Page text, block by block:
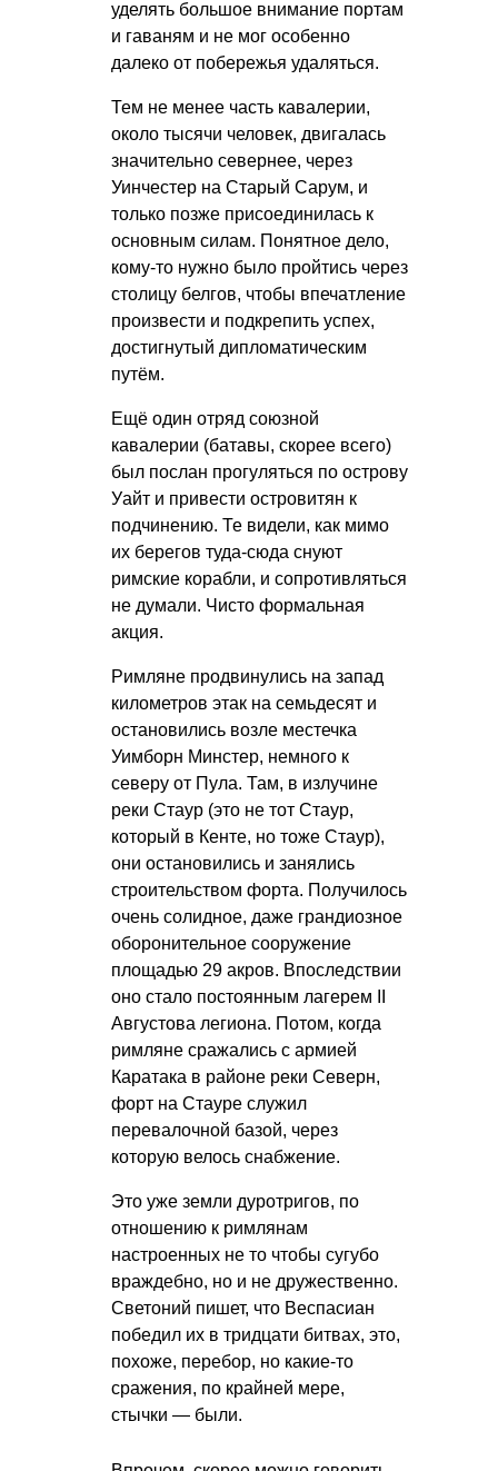
уделять большое внимание портам
и гаваням и не мог особенно
далеко от побережья удаляться.
Тем не менее часть кавалерии,
около тысячи человек, двигалась
значительно севернее, через
Уинчестер на Старый Сарум, и
только позже присоединилась к
основным силам. Понятное дело,
кому-то нужно было пройтись через
столицу белгов, чтобы впечатление
произвести и подкрепить успех,
достигнутый дипломатическим
путём.
Ещё один отряд союзной
кавалерии (батавы, скорее всего)
был послан прогуляться по острову
Уайт и привести островитян к
подчинению. Те видели, как мимо
их берегов туда-сюда снуют
римские корабли, и сопротивляться
не думали. Чисто формальная
акция.
Римляне продвинулись на запад
километров этак на семьдесят и
остановились возле местечка
Уимборн Минстер, немного к
северу от Пула. Там, в излучине
реки Стаур (это не тот Стаур,
который в Кенте, но тоже Стаур),
они остановились и занялись
строительством форта. Получилось
очень солидное, даже грандиозное
оборонительное сооружение
площадью 29 акров. Впоследствии
оно стало постоянным лагерем II
Августова легиона. Потом, когда
римляне сражались с армией
Каратака в районе реки Северн,
форт на Стауре служил
перевалочной базой, через
которую велось снабжение.
Это уже земли дуротригов, по
отношению к римлянам
настроенных не то чтобы сугубо
враждебно, но и не дружественно.
Светоний пишет, что Веспасиан
победил их в тридцати битвах, это,
похоже, перебор, но какие-то
сражения, по крайней мере,
стычки — были.